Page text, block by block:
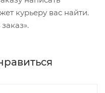
курьеру вас найти.